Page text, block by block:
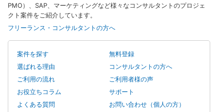
PMO）、SAP、マーケティングなど様々なコンサルタントのプロジェ
クト案件をご紹介しています。
フリーランス・コンサルタントの方へ
案件を探す
無料登録
選ばれる理由
コンサルタントの方へ
ご利用の流れ
ご利用者様の声
お役立ちコラム
サポート
よくある質問
お問い合わせ（個人の方）